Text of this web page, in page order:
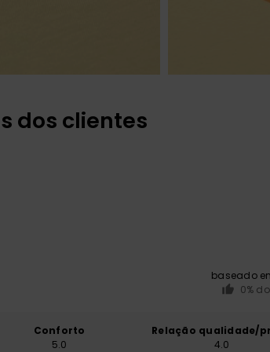
dos clientes
baseado
0%
Conforto
5.0
Relação qualidade/
4.0